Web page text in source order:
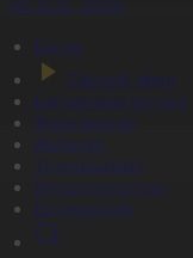
20:00
Басты
Тікелей эфир
Бағдарлама кестесі
Жаңалықтар
Жобалар
Телехикаялар
Мультсериалдар
Видеоархив